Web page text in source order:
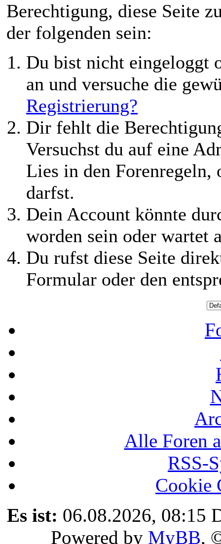
Berechtigung, diese Seite
der folgenden sein:
Du bist nicht eingeloggt
an und versuche die
Registrierung?
Dir fehlt die
Versuchst du auf eine
Lies in den Forenregeln,
darfst.
Dein Account könnte
worden sein oder wartet
Du rufst diese Seite
Formular oder den
Alle Foren
RSS-
Cookie
Es ist: 06.08.2026, 08:15
Powered by MyBB,